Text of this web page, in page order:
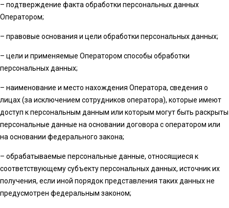
– подтверждение факта обработки персональных данных
Оператором;
– правовые основания и цели обработки персональных данных;
– цели и применяемые Оператором способы обработки
персональных данных;
– наименование и место нахождения Оператора, сведения о
лицах (за исключением сотрудников оператора), которые имеют
доступ к персональным данным или которым могут быть раскрыты
персональные данные на основании договора с оператором или
на основании федерального закона;
– обрабатываемые персональные данные, относящиеся к
соответствующему субъекту персональных данных, источник их
получения, если иной порядок представления таких данных не
предусмотрен федеральным законом;